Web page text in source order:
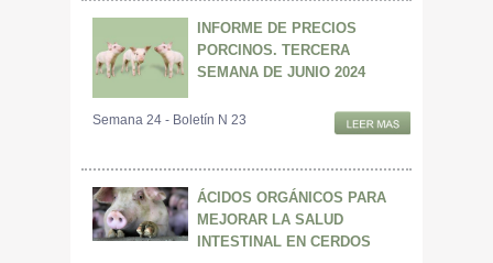
INFORME DE PRECIOS
PORCINOS. TERCERA
SEMANA DE JUNIO 2024
Semana 24 - Boletín N 23
ÁCIDOS ORGÁNICOS PARA
MEJORAR LA SALUD
INTESTINAL EN CERDOS